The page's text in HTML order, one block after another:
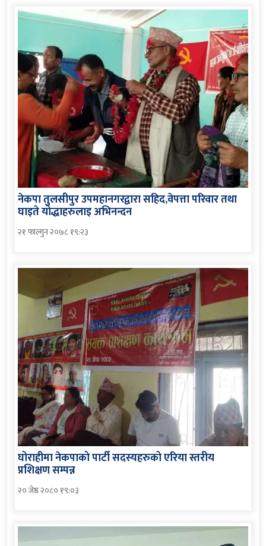
नेकपा तुलसीपुर उपमहानगरद्वारा सहिद,वेपत्ता परिवार तथा
घाइते योद्धाहरुलाइ अभिनन्दन
२१ फाल्गुन २०७८ १९:२३
घोराहीमा नेकपाको पार्टी सदस्यहरुको एरिया स्तरीय
प्रशिक्षण सम्पन्न
२० जेष्ठ २०८० १९:०३